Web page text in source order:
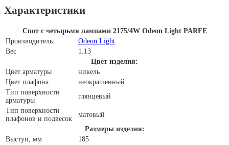
Характеристики
Спот с четырьмя лампами 2175/4W Odeon Light PARFE
Производитель:
Odeon Light
Вес
1.13
Цвет изделия:
Цвет арматуры
никель
Цвет плафона
неокрашенный
Тип поверхности
арматуры
глянцевый
Тип поверхности
плафонов и подвесок
матовый
Размеры изделия:
Выступ, мм
185